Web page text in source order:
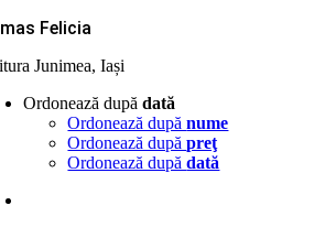
Felicia
Junimea, Iași
Ordonează dupădată
Ordonează dupănume
Ordonează dupăpreţ
Ordonează dupădată